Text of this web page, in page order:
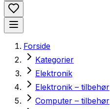
Forside
Kategorier
Elektronik
Elektronik – tilbehør
Computer – tilbehør